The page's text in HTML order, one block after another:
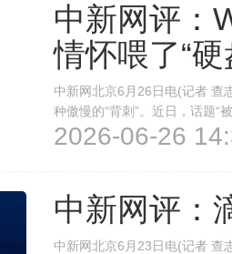
中新网评：
情怀喂了“硬
中新网北京6月26日电(记者 查
种傲慢的“背刺”。近日，话题“
上看，这是一个关于软件缓存
2026-06-26
中新网评：
中新网北京6月23日电(记者 查